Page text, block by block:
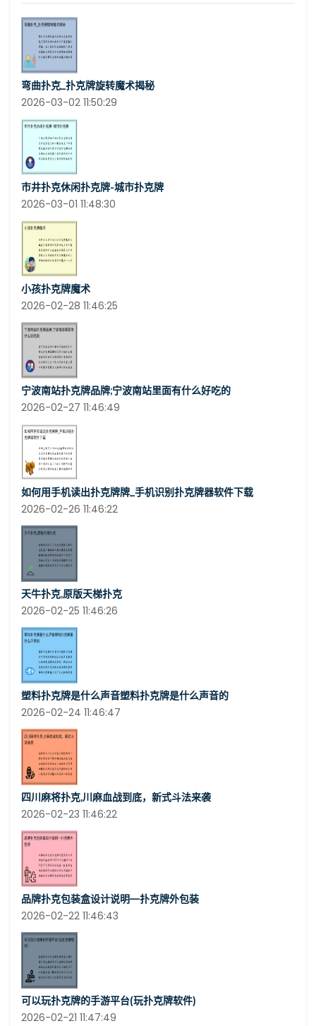
弯曲扑克_扑克牌旋转魔术揭秘
2026-03-02 11:50:29
市井扑克休闲扑克牌-城市扑克牌
2026-03-01 11:48:30
小孩扑克牌魔术
2026-02-28 11:46:25
宁波南站扑克牌品牌;宁波南站里面有什么好吃的
2026-02-27 11:46:49
如何用手机读出扑克牌牌_手机识别扑克牌器软件下载
2026-02-26 11:46:22
天牛扑克,原版天梯扑克
2026-02-25 11:46:26
塑料扑克牌是什么声音塑料扑克牌是什么声音的
2026-02-24 11:46:47
四川麻将扑克,川麻血战到底，新式斗法来袭
2026-02-23 11:46:22
品牌扑克包装盒设计说明—扑克牌外包装
2026-02-22 11:46:43
可以玩扑克牌的手游平台(玩扑克牌软件)
2026-02-21 11:47:49